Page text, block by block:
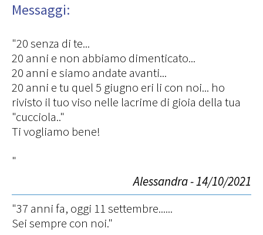
Messaggi:
"20 senza di te...
20 anni e non abbiamo dimenticato...
20 anni e siamo andate avanti...
20 anni e tu quel 5 giugno eri li con noi... ho
rivisto il tuo viso nelle lacrime di gioia della tua
"cucciola.."
Ti vogliamo bene!
"
Alessandra - 14/10/2021
"37 anni fa, oggi 11 settembre......
Sei sempre con noi."